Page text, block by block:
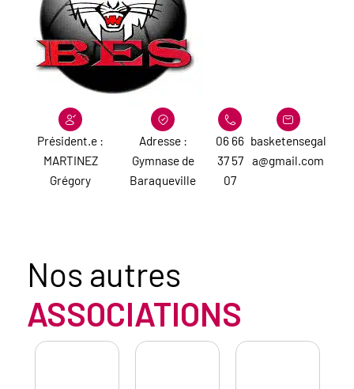
Président.e :
MARTINEZ
Grégory
Adresse :
Gymnase de
Baraqueville
06 66
37 57
07
basketensegal
a@gmail.com
Nos autres
ASSOCIATIONS